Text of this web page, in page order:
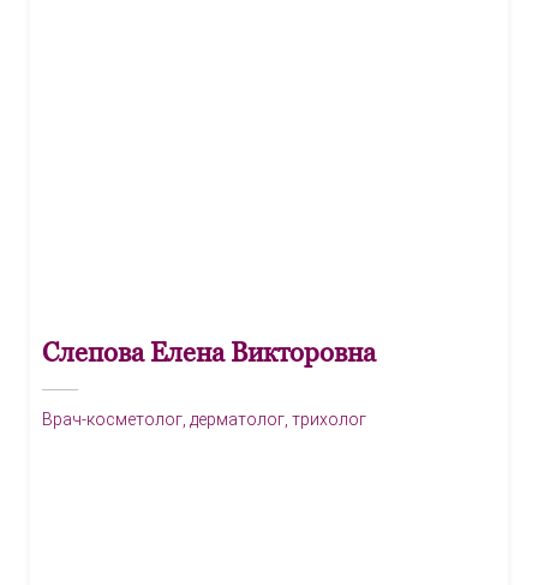
Слепова Елена Викторовна
Врач-косметолог, дерматолог, трихолог